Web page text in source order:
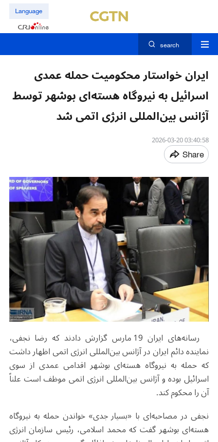
Language
search
ایران خواستار محکومیت حمله عمدی
اسرائیل به نیروگاه هسته‌ای بوشهر توسط
آژانس بین‌المللی انرژی اتمی شد
03:40:58 2026-03-20
Share
رسانه‌های ایران 19 مارس گزارش دادند که رضا نجفی،
نماینده دائم ایران در آژانس بین‌المللی انرژی اتمی اظهار داشت
که حمله به نیروگاه هسته‌ای بوشهر اقدامی عمدی از سوی
اسرائیل بوده و آژانس بین‌المللی انرژی اتمی موظف است علناً
آن را محکوم کند.
نجفی در مصاحبه‌ای با «بسیار جدی» خواندن حمله به نیروگاه
هسته‌ای بوشهر گفت که محمد اسلامی، رئیس سازمان انرژی